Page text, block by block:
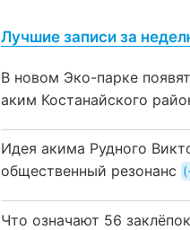
Лучшие записи за
В новом Эко-парке
аким Костанайского
Идея акима Рудного
общественный резонанс
Что означают 56